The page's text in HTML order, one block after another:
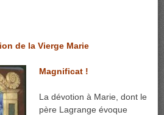
de la Vierge Marie
Magnificat !
La dévotion à Marie, dont le
père Lagrange évoque